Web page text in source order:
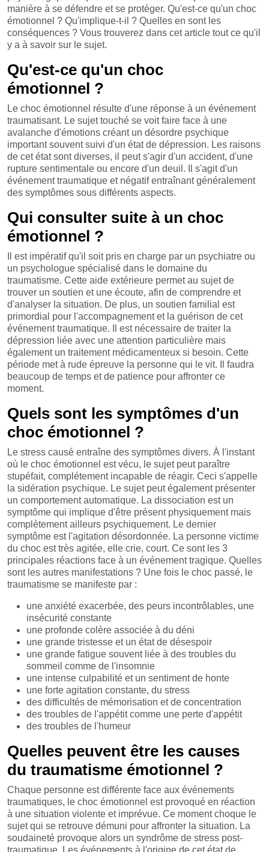
manière à se défendre et se protéger. Qu'est-ce qu'un choc
émotionnel ? Qu'implique-t-il ? Quelles en sont les
conséquences ? Vous trouverez dans cet article tout ce qu'il
y a à savoir sur le sujet.
Qu'est-ce qu'un choc
émotionnel ?
Le choc émotionnel résulte d'une réponse à un événement
traumatisant. Le sujet touché se voit faire face à une
avalanche d'émotions créant un désordre psychique
important souvent suivi d'un état de dépression. Les raisons
de cet état sont diverses, il peut s'agir d'un accident, d'une
rupture sentimentale ou encore d'un deuil. Il s'agit d'un
événement traumatique et négatif entraînant généralement
des symptômes sous différents aspects.
Qui consulter suite à un choc
émotionnel ?
Il est impératif qu'il soit pris en charge par un psychiatre ou
un psychologue spécialisé dans le domaine du
traumatisme. Cette aide extérieure permet au sujet de
trouver un soutien et une écoute, afin de comprendre et
d'analyser la situation. De plus, un soutien familial est
primordial pour l'accompagnement et la guérison de cet
événement traumatique. Il est nécessaire de traiter la
dépression liée avec une attention particulière mais
également un traitement médicamenteux si besoin. Cette
période met à rude épreuve la personne qui le vit. Il faudra
beaucoup de temps et de patience pour affronter ce
moment.
Quels sont les symptômes d'un
choc émotionnel ?
Le stress causé entraîne des symptômes divers. À l'instant
où le choc émotionnel est vécu, le sujet peut paraître
stupéfait, complétement incapable de réagir. Ceci s'appelle
la sidération psychique. Le sujet peut également présenter
un comportement automatique. La dissociation est un
symptôme qui implique d'être présent physiquement mais
complètement ailleurs psychiquement. Le dernier
symptôme est l'agitation désordonnée. La personne victime
du choc est très agitée, elle crie, court. Ce sont les 3
principales réactions face à un événement tragique. Quelles
sont les autres manifestations ? Une fois le choc passé, le
traumatisme se manifeste par :
une anxiété exacerbée, des peurs incontrôlables, une
insécurité constante
une profonde colère associée à du déni
une grande tristesse et un état de désespoir
une grande fatigue souvent liée à des troubles du
sommeil comme de l'insomnie
une intense culpabilité et un sentiment de honte
une forte agitation constante, du stress
des difficultés de mémorisation et de concentration
des troubles de l'appétit comme une perte d'appétit
des troubles de l'humeur
Quelles peuvent être les causes
du traumatisme émotionnel ?
Chaque personne est différente face aux événements
traumatiques, le choc émotionnel est provoqué en réaction
à une situation violente et imprévue. Ce moment choque le
sujet qui se retrouve démuni pour affronter la situation. La
soudaineté provoque alors un syndrôme de stress post-